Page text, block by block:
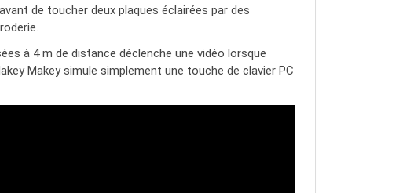
de toucher deux plaques éclairées par des
à 4 m de distance déclenche une vidéo lorsque
Makey simule simplement une touche de clavier PC